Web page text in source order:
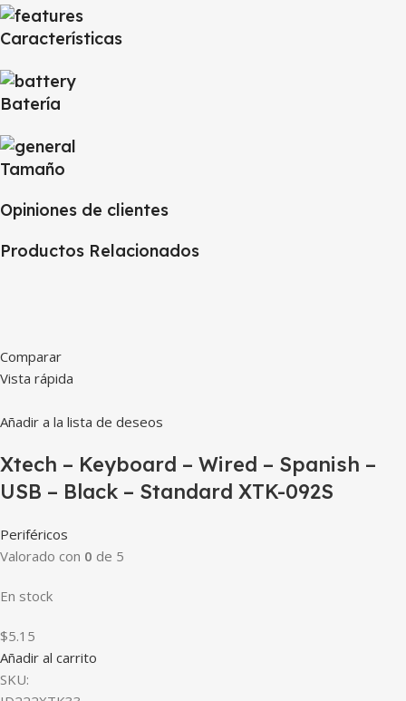
Características
Batería
Tamaño
Opiniones de clientes
Productos Relacionados
Comparar
Vista rápida
Añadir a la lista de deseos
Xtech – Keyboard – Wired – Spanish –
USB – Black – Standard XTK-092S
Periféricos
Valorado con 0 de 5
En stock
$5.15
Añadir al carrito
SKU: